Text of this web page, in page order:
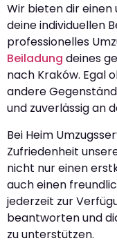
Wir bieten dir einen
deine individuellen
professionelles
Beiladung deines
nach Kraków. Egal
andere
und zuverlässig an
Bei Heim
Zufriedenheit
nicht nur einen
auch einen
jederzeit zur
beantworten und
zu unterstützen.